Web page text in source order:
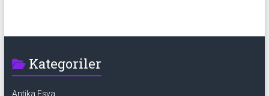
Kategoriler
Antika Eşya